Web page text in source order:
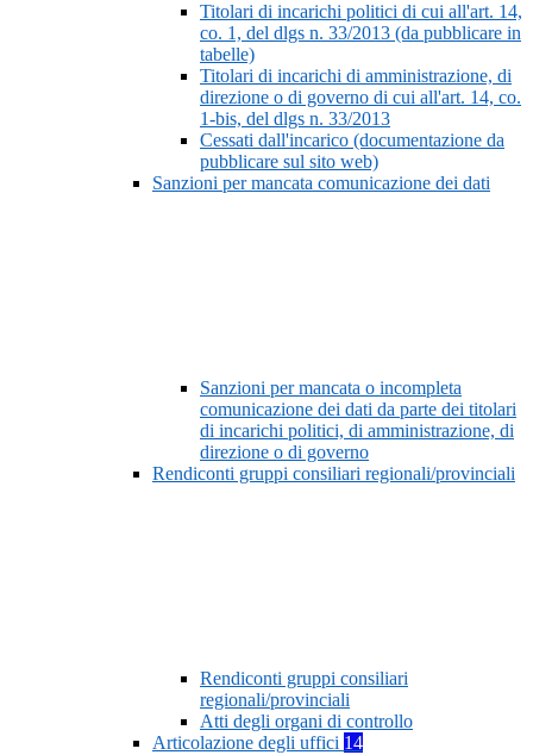
Titolari di incarichi politici di cui all'art. 14,
co. 1, del dlgs n. 33/2013 (da pubblicare in
tabelle)
Titolari di incarichi di amministrazione, di
direzione o di governo di cui all'art. 14, co.
1-bis, del dlgs n. 33/2013
Cessati dall'incarico (documentazione da
pubblicare sul sito web)
Sanzioni per mancata comunicazione dei dati
Sanzioni per mancata o incompleta
comunicazione dei dati da parte dei titolari
di incarichi politici, di amministrazione, di
direzione o di governo
Rendiconti gruppi consiliari regionali/provinciali
Rendiconti gruppi consiliari
regionali/provinciali
Atti degli organi di controllo
Articolazione degli uffici 14